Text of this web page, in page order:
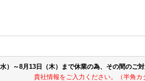
）～8月13日（木）まで休業の為、その間のご
貴社情報をご入力ください。（半角